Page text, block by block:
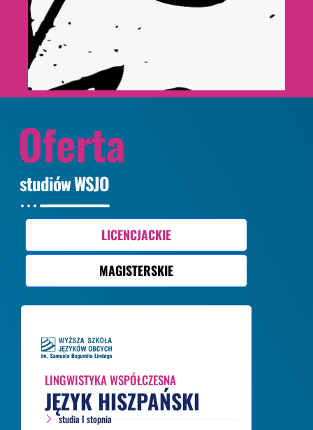
Oferta
studiów WSJO
LICENCJACKIE
MAGISTERSKIE
LINGWISTYKA WSPÓŁCZESNA
JĘZYK HISZPAŃSKI
studia I stopnia